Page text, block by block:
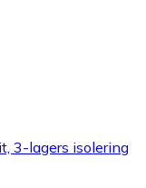
3-lagers isolering